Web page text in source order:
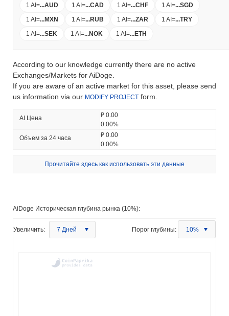
1 AI=...AUD 1 AI=...CAD 1 AI=...CHF 1 AI=...SGD
1 AI=...MXN 1 AI=...RUB 1 AI=...ZAR 1 AI=...TRY
1 AI=...SEK 1 AI=...NOK 1 AI=...ETH
According to our knowledge currently there are no active
Exchanges/Markets for AiDoge.
If you are aware of an active market for this asset, please send
us information via our MODIFY PROJECT form.
AI Цена
₽ 0.00
0.00%
Объем за 24 часа
₽ 0.00
0.00%
Прочитайте здесь как использовать эти данные
AiDoge Историческая глубина рынка (10%):
Увеличить: 7 Дней Порог глубины: 10%